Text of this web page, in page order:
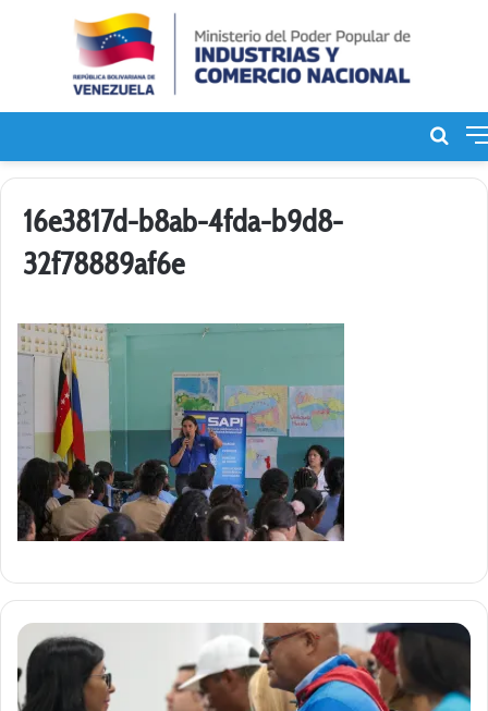
de
16e3817d-b8ab-4fda-b9d8-
32f78889af6e